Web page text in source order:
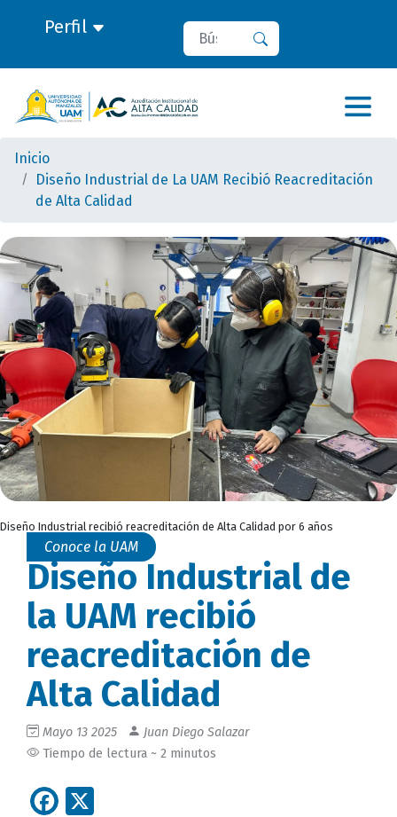
Perfil Buscar
Inicio
Diseño Industrial de La UAM Recibió Reacreditación
de Alta Calidad
Diseño Industrial recibió reacreditación de Alta Calidad por 6 años
Conoce la UAM
Diseño Industrial de
la UAM recibió
reacreditación de
Alta Calidad
Mayo 13 2025
Juan Diego Salazar
Tiempo de lectura ~ 2 minutos
Facebook